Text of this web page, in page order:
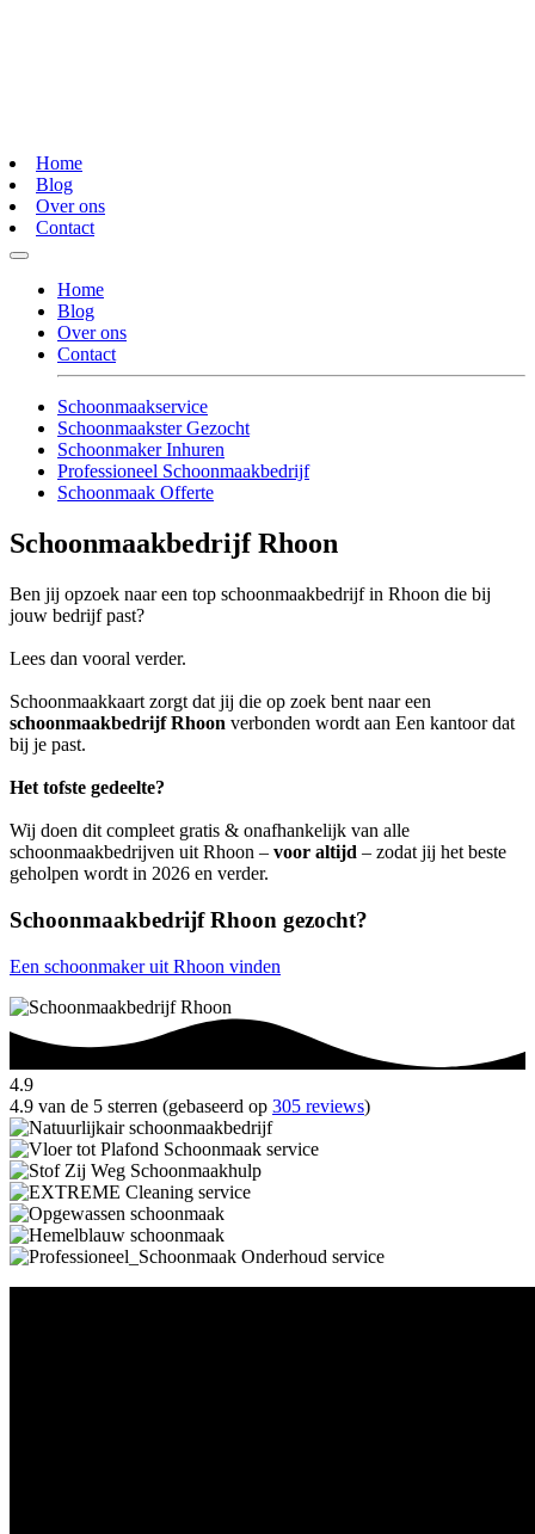
Home
Blog
Over ons
Contact
Home
Blog
Over ons
Contact
Schoonmaakservice
Schoonmaakster Gezocht
Schoonmaker Inhuren
Professioneel Schoonmaakbedrijf
Schoonmaak Offerte
Schoonmaakbedrijf Rhoon
Ben jij opzoek naar een top schoonmaakbedrijf in Rhoon die bij
jouw bedrijf past?
Lees dan vooral verder.
Schoonmaakkaart zorgt dat jij die op zoek bent naar een
schoonmaakbedrijf Rhoon verbonden wordt aan Een kantoor dat
bij je past.
Het tofste gedeelte?
Wij doen dit compleet gratis & onafhankelijk van alle
schoonmaakbedrijven uit Rhoon – voor altijd – zodat jij het beste
geholpen wordt in 2026 en verder.
Schoonmaakbedrijf Rhoon gezocht?
Een schoonmaker uit Rhoon vinden
4.9
4.9 van de 5 sterren (gebaseerd op 305 reviews)